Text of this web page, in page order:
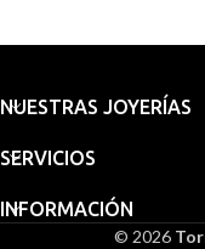
NUESTRAS JOYERÍAS
SERVICIOS
INFORMACIÓN
© 2026